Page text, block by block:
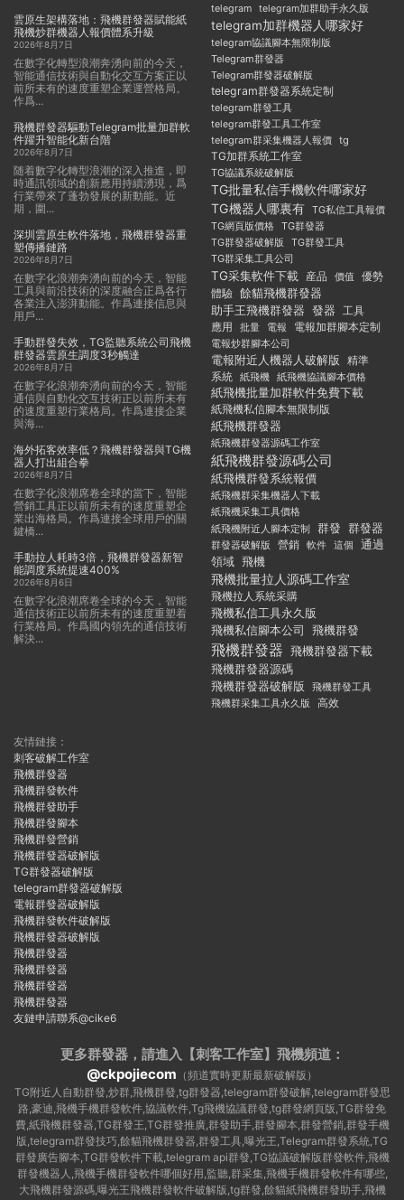
雲原生架構落地：飛機群發器賦能紙
飛機炒群機器人報價體系升級
2026年8月7日
在數字化轉型浪潮奔湧向前的今天，
智能通信技術與自動化交互方案正以
前所未有的速度重塑企業運營格局。
作爲...
飛機群發器驅動Telegram批量加群軟
件躍升智能化新台階
2026年8月7日
随着數字化轉型浪潮的深入推進，即
時通訊領域的創新應用持續湧現，爲
行業帶來了蓬勃發展的新動能。近
期，圍...
深圳雲原生軟件落地，飛機群發器重
塑傳播鏈路
2026年8月7日
在數字化浪潮奔湧向前的今天，智能
工具與前沿技術的深度融合正爲各行
各業注入澎湃動能。作爲連接信息與
用戶...
手動群發失效，TG監聽系統公司飛機
群發器雲原生調度3秒觸達
2026年8月7日
在數字化浪潮奔湧向前的今天，智能
通信與自動化交互技術正以前所未有
的速度重塑行業格局。作爲連接企業
與海...
海外拓客效率低？飛機群發器與TG機
器人打出組合拳
2026年8月7日
在數字化浪潮席卷全球的當下，智能
營銷工具正以前所未有的速度重塑企
業出海格局。作爲連接全球用戶的關
鍵橋...
手動拉人耗時3倍，飛機群發器新智
能調度系統提速400%
2026年8月6日
在數字化浪潮席卷全球的今天，智能
通信技術正以前所未有的速度重塑着
行業格局。作爲國内領先的通信技術
解決...
telegram telegram加群助手永久版
telegram加群機器人哪家好
telegram協議腳本無限制版
Telegram群發器
Telegram群發器破解版
telegram群發器系統定制
telegram群發工具
telegram群發工具工作室
telegram群采集機器人報價 tg
TG加群系統工作室
TG協議系統破解版
TG批量私信手機軟件哪家好
TG機器人哪裏有
TG私信工具報價
TG網頁版價格
TG群發器
TG群發器破解版
TG群發工具
TG群采集工具公司
TG采集軟件下載 産品 價值 優勢
體驗 餘貓飛機群發器
助手王飛機群發器 發器 工具
應用
批量 電報 電報加群腳本定制
電報炒群腳本公司
電報附近人機器人破解版 精準
系統 紙飛機 紙飛機協議腳本價格
紙飛機批量加群軟件免費下載
紙飛機私信腳本無限制版
紙飛機群發器
紙飛機群發器源碼工作室
紙飛機群發源碼公司
紙飛機群發系統報價
紙飛機群采集機器人下載
紙飛機采集工具價格
紙飛機附近人腳本定制
群發 群發器
群發器破解版 營銷 軟件 這個
通過
領域 飛機
飛機批量拉人源碼工作室
飛機拉人系統采購
飛機私信工具永久版
飛機私信腳本公司
飛機群發
飛機群發器 飛機群發器下載
飛機群發器源碼
飛機群發器破解版
飛機群發工具
飛機群采集工具永久版
高效
友情鏈接：
刺客破解工作室
飛機群發器
飛機群發軟件
飛機群發助手
飛機群發腳本
飛機群發營銷
飛機群發器破解版
TG群發器破解版
telegram群發器破解版
電報群發器破解版
飛機群發軟件破解版
飛機群發器破解版
飛機群發器
飛機群發器
飛機群發器
飛機群發器
友鏈申請聯系@cike6
更多群發器，請進入【刺客工作室】 飛機頻道：
@ckpojiecom （頻道實時更新最新破解版）
TG附近人自動群發,炒群,飛機群發,tg群發器,telegram群發破解,telegram群發思
路,豪迪,飛機手機群發軟件,協議軟件,Tg飛機協議群發,tg群發網頁版,TG群發免
費,紙飛機群發器,TG群發王,TG群發推廣,群發助手,群發腳本,群發營銷,群發手機
版,telegram群發技巧,餘貓飛機群發器,群發工具,曝光王,Telegram群發系統,TG
群發廣告腳本,TG群發軟件下載,telegram api群發,TG協議破解版群發軟件,飛機
群發機器人,飛機手機群發軟件哪個好用,監聽,群采集,飛機手機群發軟件有哪些,
大飛機群發源碼,曝光王飛機群發軟件破解版,tg群發,餘貓紙飛機群發助手,飛機